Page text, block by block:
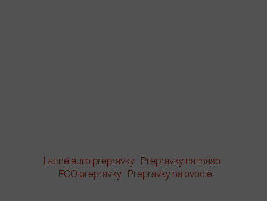
Lacné euro prepravky Prepravky na mäso
ECO prepravky Prepravky na ovocie